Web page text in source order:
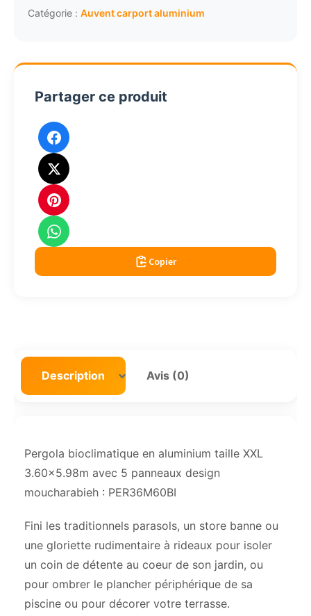
XXL
moucharabieh
Catégorie : Auvent carport aluminium
Partager ce produit
Copier
Description Avis (0)
Pergola bioclimatique en aluminium taille XXL
3.60×5.98m avec 5 panneaux design
moucharabieh : PER36M60BI
Fini les traditionnels parasols, un store banne ou
une gloriette rudimentaire à rideaux pour isoler
un coin de détente au coeur de son jardin, ou
pour ombrer le plancher périphérique de sa
piscine ou pour décorer votre terrasse.